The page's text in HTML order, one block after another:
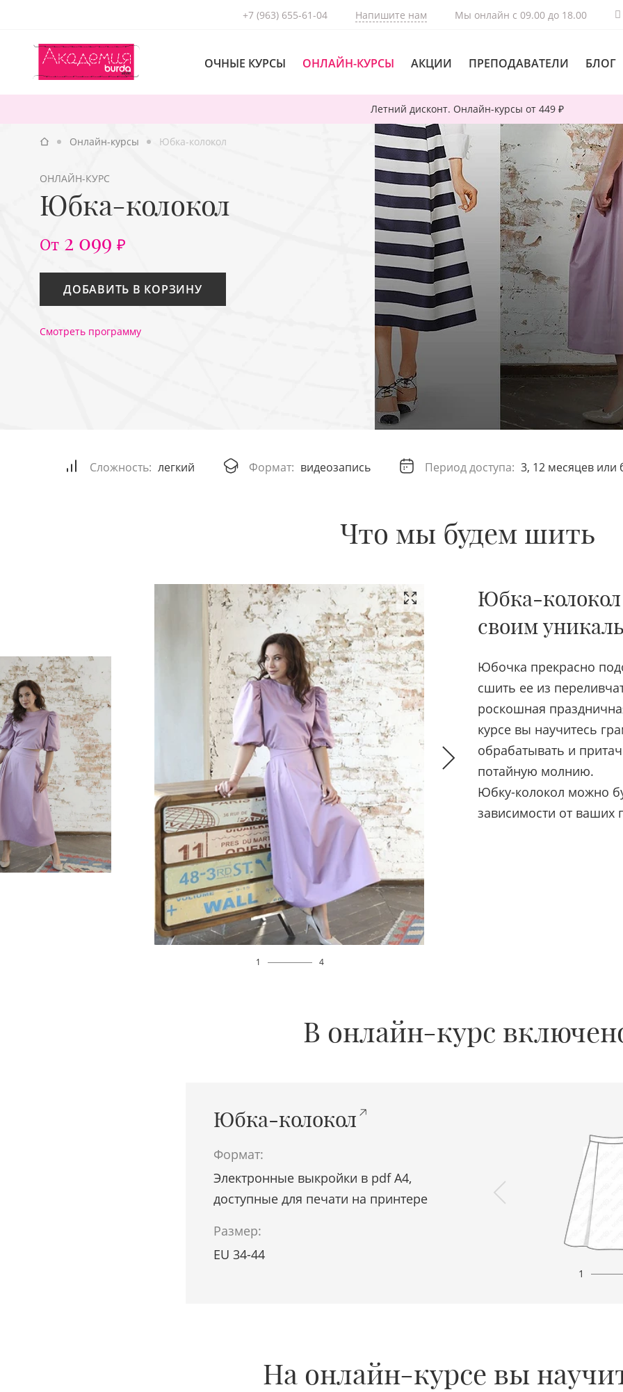
Летний дисконт. Онлайн-курсы от 449 ₽
+7 (963) 655-61-04 Напишите нам Мы онлайн с 09.00 до 18.00
ОЧНЫЕ КУРСЫ ОНЛАЙН-КУРСЫ АКЦИИ ПРЕПОДАВАТЕЛИ БЛОГ
Онлайн-курсы Юбка-колокол
ОНЛАЙН-КУРС
Юбка-колокол
От 2 099 ₽
ДОБАВИТЬ В КОРЗИНУ
Смотреть программу
Сложность: легкий Формат: видеозапись Период доступа: 3, 12 месяцев или
Что мы будем шить
1 4
Юбка-колокол
своим
Юбочка прекрасно
сшить ее из
роскошная
курсе вы научитесь
обрабатывать и
потайную молнию.
Юбку-колокол можно
зависимости от ваших
В онлайн-курс
Юбка-колокол
Формат:
Электронные выкройки в pdf A4,
доступные для печати на принтере
Размер:
EU 34-44
1
На онлайн-курсе вы